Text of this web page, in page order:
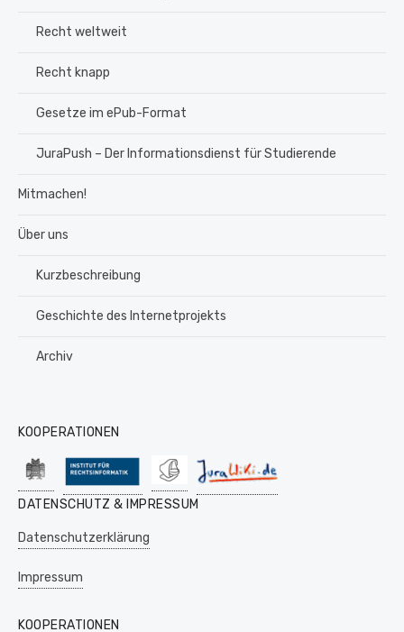
Recht weltweit
Recht knapp
Gesetze im ePub-Format
JuraPush – Der Informationsdienst für Studierende
Mitmachen!
Über uns
Kurzbeschreibung
Geschichte des Internetprojekts
Archiv
KOOPERATIONEN
DATENSCHUTZ & IMPRESSUM
Datenschutzerklärung
Impressum
KOOPERATIONEN